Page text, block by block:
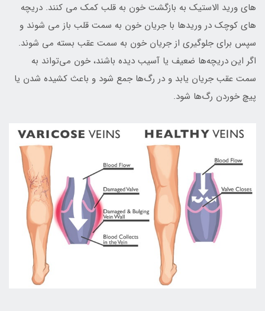
هاي وريد الاستيک به بازگشت خون به قلب کمک مي کنند. دريچه
هاي کوچک در وريدها با جريان خون به سمت قلب باز مي شوند و
سپس براي جلوگيري از جريان خون به سمت عقب بسته مي شوند.
اگر اين دريچه‌ها ضعيف يا آسيب ديده باشند، خون مي‌تواند به
سمت عقب جريان يابد و در رگ‌ها جمع شود و باعث کشيده شدن يا
پيچ خوردن رگ‌ها شود.